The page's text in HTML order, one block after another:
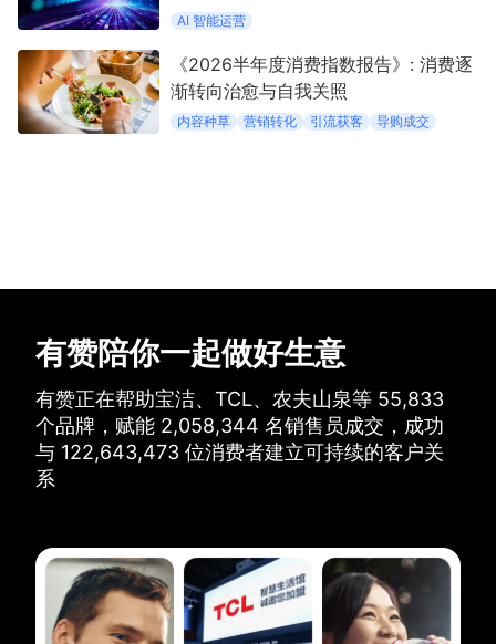
AI 智能运营
《2026半年度消费指数报告》: 消费逐
渐转向治愈与自我关照
内容种草 营销转化 引流获客 导购成交
有赞陪你一起做好生意
有赞正在帮助宝洁、TCL、农夫山泉等 55,833
个品牌， 赋能 2,058,344 名销售员成交， 成功
与 122,643,473 位消费者建立可持续的客户关
系